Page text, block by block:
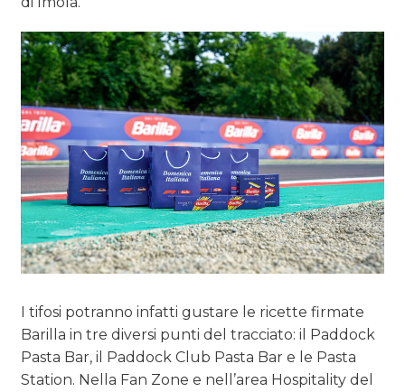
I tifosi potranno infatti gustare le ricette firmate
Barilla in tre diversi punti del tracciato: il Paddock
Pasta Bar, il Paddock Club Pasta Bar e le Pasta
Station. Nella Fan Zone e nell’area Hospitality del